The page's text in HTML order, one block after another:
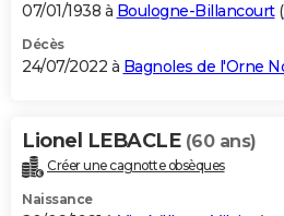
07/01/1938 à Boulogne-Billancourt(
Décès
24/07/2022 à Bagnoles de l'Orne
Lionel LEBACLE (60 ans)
Créer une cagnotte obsèques
Naissance